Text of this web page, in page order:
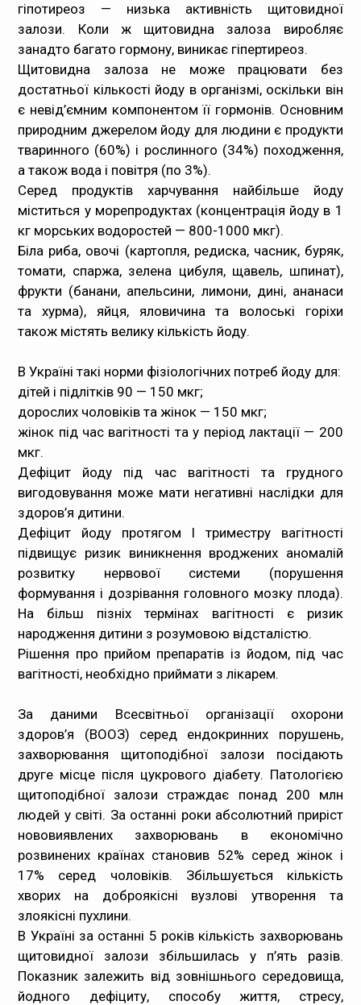
гіпотиреоз — низька активність щитовидної
залози. Коли ж щитовидна залоза виробляє
занадто багато гормону, виникає гіпертиреоз.
Щитовидна залоза не може працювати без
достатньої кількості йоду в організмі, оскільки він
є невід’ємним компонентом її гормонів. Основним
природним джерелом йоду для людини є продукти
тваринного (60%) і рослинного (34%) походження,
а також вода і повітря (по 3%).
Серед продуктів харчування найбільше йоду
міститься у морепродуктах (концентрація йоду в 1
кг морських водоростей — 800-1000 мкг).
Біла риба, овочі (картопля, редиска, часник, буряк,
томати, спаржа, зелена цибуля, щавель, шпинат),
фрукти (банани, апельсини, лимони, дині, ананаси
та хурма), яйця, яловичина та волоські горіхи
також містять велику кількість йоду.
В Україні такі норми фізіологічних потреб йоду для:
дітей і підлітків 90 — 150 мкг;
дорослих чоловіків та жінок — 150 мкг;
жінок під час вагітності та у період лактації — 200
мкг.
Дефіцит йоду під час вагітності та грудного
вигодовування може мати негативні наслідки для
здоров’я дитини.
Дефіцит йоду протягом I триместру вагітності
підвищує ризик виникнення вроджених аномалій
розвитку нервової системи (порушення
формування і дозрівання головного мозку плода).
На більш пізніх термінах вагітності є ризик
народження дитини з розумовою відсталістю.
Рішення про прийом препаратів із йодом, під час
вагітності, необхідно приймати з лікарем.
За даними Всесвітньої організації охорони
здоров’я (ВООЗ) серед ендокринних порушень,
захворювання щитоподібної залози посідають
друге місце після цукрового діабету. Патологією
щитоподібної залози страждає понад 200 млн
людей у світі. За останні роки абсолютний приріст
нововиявлених захворювань в економічно
розвинених країнах становив 52% серед жінок і
17% серед чоловіків. Збільшується кількість
хворих на доброякісні вузлові утворення та
злоякісні пухлини.
В Україні за останні 5 років кількість захворювань
щитовидної залози збільшилась у п’ять разів.
Показник залежить від зовнішнього середовища,
йодного дефіциту, способу життя, стресу,